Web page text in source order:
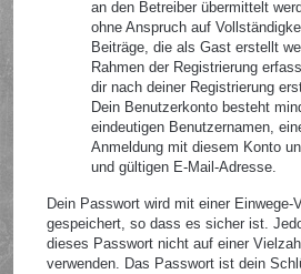
an den Betreiber übermittelt
ohne Anspruch auf
Beiträge, die als Gast erstellt
Rahmen der Registrierung
dir nach deiner Registrierung
Dein Benutzerkonto besteht
eindeutigen Benutzernamen,
Anmeldung mit diesem Konto
und gültigen E-Mail-Adresse.
Dein Passwort wird mit einer Einwege-
gespeichert, so dass es sicher ist.
dieses Passwort nicht auf einer
verwenden. Das Passwort ist dein